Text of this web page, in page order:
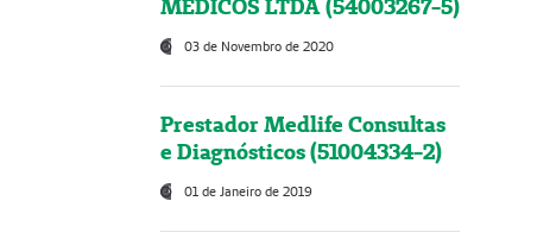
MÉDICOS LTDA (54003267-5)
03 de Novembro de 2020
Prestador Medlife Consultas
e Diagnósticos (51004334-2)
01 de Janeiro de 2019